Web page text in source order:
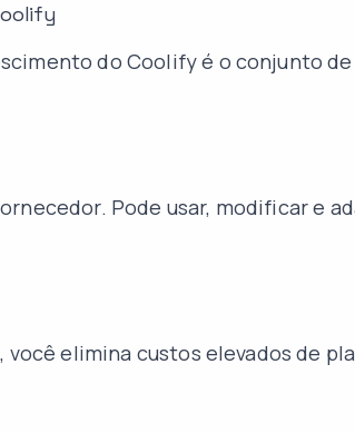
do Coolify é o conjunto
Pode usar, modificar e
você elimina custos elevados de